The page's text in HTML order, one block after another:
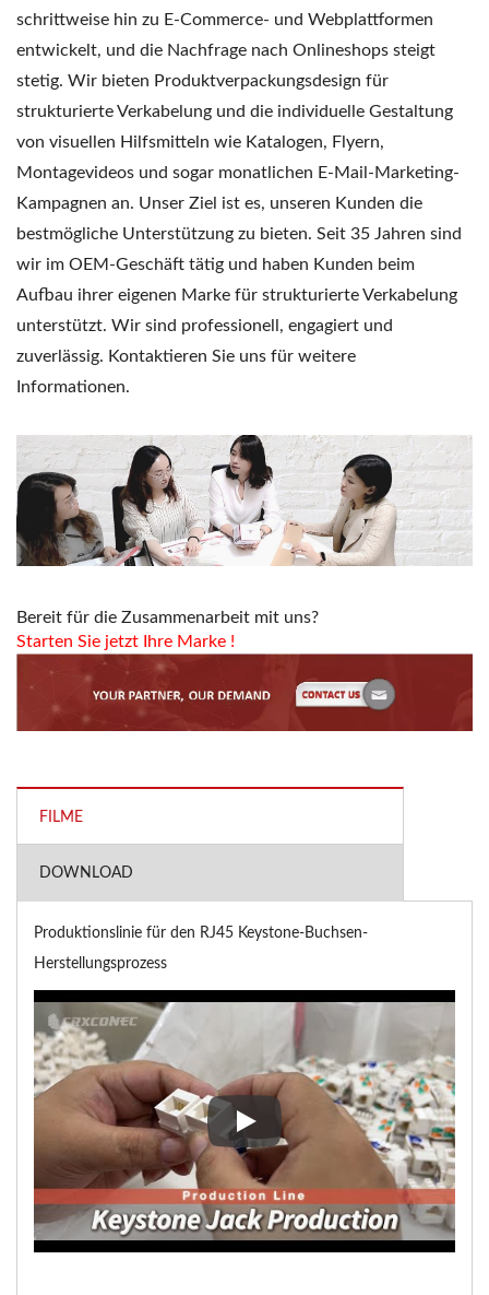
schrittweise hin zu E-Commerce- und Webplattformen
entwickelt, und die Nachfrage nach Onlineshops steigt
stetig. Wir bieten Produktverpackungsdesign für
strukturierte Verkabelung und die individuelle Gestaltung
von visuellen Hilfsmitteln wie Katalogen, Flyern,
Montagevideos und sogar monatlichen E-Mail-Marketing-
Kampagnen an. Unser Ziel ist es, unseren Kunden die
bestmögliche Unterstützung zu bieten. Seit 35 Jahren sind
wir im OEM-Geschäft tätig und haben Kunden beim
Aufbau ihrer eigenen Marke für strukturierte Verkabelung
unterstützt. Wir sind professionell, engagiert und
zuverlässig. Kontaktieren Sie uns für weitere
Informationen.
Bereit für die Zusammenarbeit mit uns?
Starten Sie jetzt Ihre Marke !
FILME
DOWNLOAD
Produktionslinie für den RJ45 Keystone-Buchsen-
Herstellungsprozess
Produktionslinie für den RJ45